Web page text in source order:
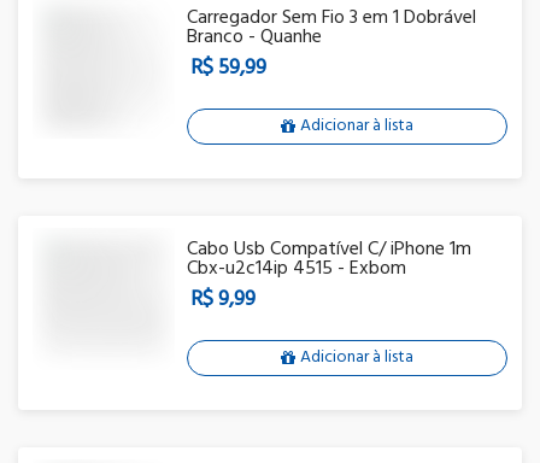
Carregador Sem Fio 3 em 1 Dobrável
Branco - Quanhe
R$ 59,99
Adicionar à lista
Cabo Usb Compatível C/ iPhone 1m
Cbx-u2c14ip 4515 - Exbom
R$ 9,99
Adicionar à lista